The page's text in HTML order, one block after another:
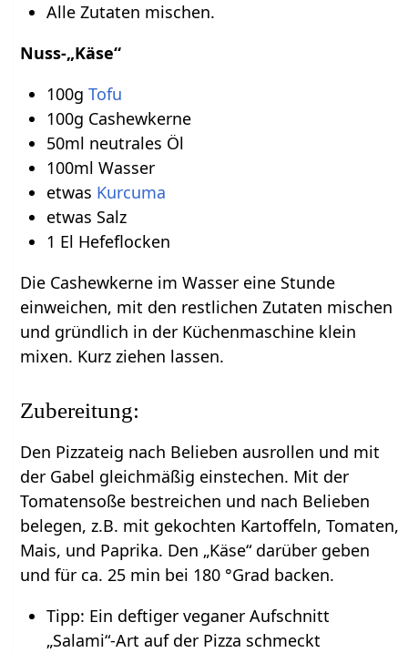
Alle Zutaten mischen.
Nuss-„Käse“
100g Tofu
100g Cashewkerne
50ml neutrales Öl
100ml Wasser
etwas Kurcuma
etwas Salz
1 El Hefeflocken
Die Cashewkerne im Wasser eine Stunde
einweichen, mit den restlichen Zutaten mischen
und gründlich in der Küchenmaschine klein
mixen. Kurz ziehen lassen.
Zubereitung:
Den Pizzateig nach Belieben ausrollen und mit
der Gabel gleichmäßig einstechen. Mit der
Tomatensoße bestreichen und nach Belieben
belegen, z.B. mit gekochten Kartoffeln, Tomaten,
Mais, und Paprika. Den „Käse“ darüber geben
und für ca. 25 min bei 180 °Grad backen.
Tipp: Ein deftiger veganer Aufschnitt
„Salami“-Art auf der Pizza schmeckt